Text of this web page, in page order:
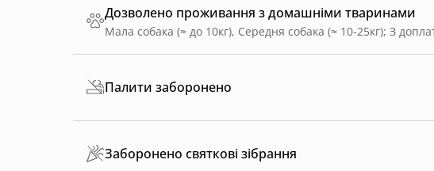
Дозволено проживання з домашніми тваринами
Мала собака (≈ до 10кг), Середня собака (≈ 10-25кг); З
Палити заборонено
Заборонено святкові зібрання